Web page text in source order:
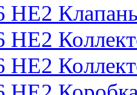
Клапаны